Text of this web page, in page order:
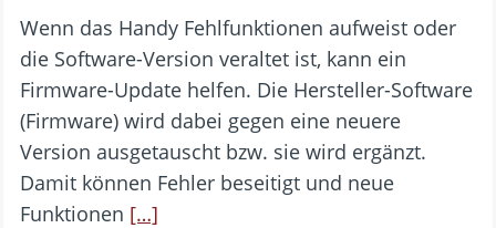
Wenn das Handy Fehlfunktionen aufweist oder
die Software-Version veraltet ist, kann ein
Firmware-Update helfen. Die Hersteller-Software
(Firmware) wird dabei gegen eine neuere
Version ausgetauscht bzw. sie wird ergänzt.
Damit können Fehler beseitigt und neue
Funktionen […]